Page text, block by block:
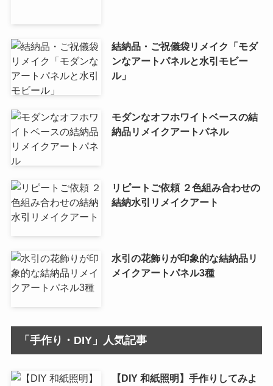
結納品・ご祝儀袋リメイク「モダ
ンなアートパネルと水引モビー
ル」
モダンなオフホワイトベースの結
納品リメイクアートパネル
リピートご依頼 ２色組み合わせの
結納水引リメイクアート
水引の花飾りが印象的な結納品リ
メイクアートパネル3種
「手作り・DIY」人気記事
【DIY 和紙照明】手作りしてみよ